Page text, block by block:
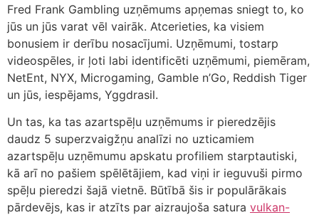
Fred Frank Gambling uzņēmums apņemas sniegt to, ko
jūs un jūs varat vēl vairāk. Atcerieties, ka visiem
bonusiem ir derību nosacījumi. Uzņēmumi, tostarp
videospēles, ir ļoti labi identificēti uzņēmumi, piemēram,
NetEnt, NYX, Microgaming, Gamble n’Go, Reddish Tiger
un jūs, iespējams, Yggdrasil.
Un tas, ka tas azartspēļu uzņēmums ir pieredzējis
daudz 5 superzvaigžņu analīzi no uzticamiem
azartspēļu uzņēmumu apskatu profiliem starptautiski,
kā arī no pašiem spēlētājiem, kad viņi ir ieguvuši pirmo
spēļu pieredzi šajā vietnē. Būtībā šis ir populārākais
pārdevējs, kas ir atzīts par aizraujoša satura vulkan-